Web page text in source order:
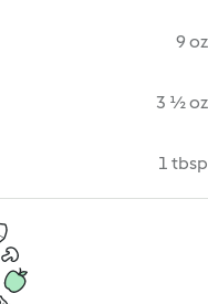
9 oz
3 ½ oz
1 tbsp